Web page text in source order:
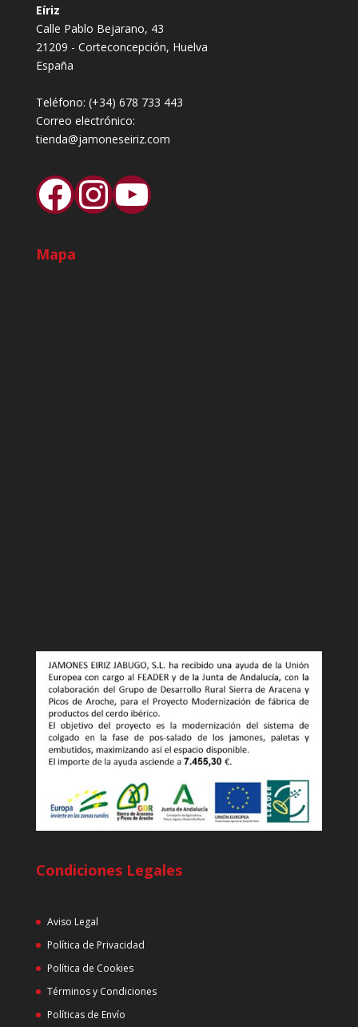
Eíriz
Calle Pablo Bejarano, 43
21209 - Corteconcepción, Huelva
España
Teléfono: (+34) 678 733 443
Correo electrónico:
tienda@jamoneseiriz.com
Facebook
Instagram
YouTube
Mapa
Condiciones Legales
Aviso Legal
Política de Privacidad
Política de Cookies
Términos y Condiciones
Políticas de Envío